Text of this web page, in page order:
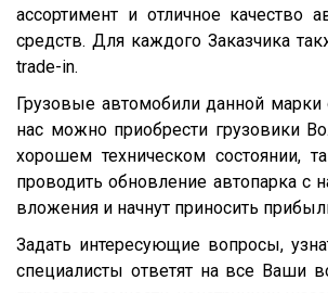
Fruehauf
Sacim
OMT
Grappar
Menci
1994
1993
1991
1990
P400
P420
R
R420
R380
R450
ассортимент и отличное
средств. Для каждого Заказчика
trade-in.
Грузовые автомобили данной
нас можно приобрести
хорошем техническом состоянии,
проводить обновление автопарка с
вложения и начнут приносить
Задать интересующие вопросы,
специалисты ответят на все Ваши